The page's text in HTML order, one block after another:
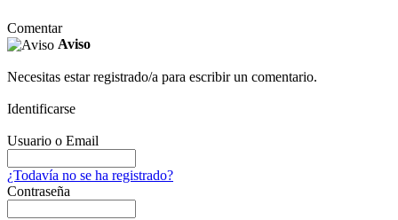
Comentar
Aviso
Necesitas estar registrado/a para escribir un comentario.
Identificarse
Usuario o Email
¿Todavía no se ha registrado?
Contraseña